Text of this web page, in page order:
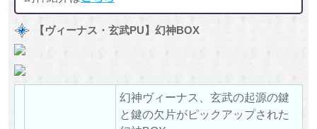
【ヴィーナス・玄武PU】幻神BOX
幻神ヴィーナス、玄武の起源の鍵
と鍵の欠片がピックアップされた